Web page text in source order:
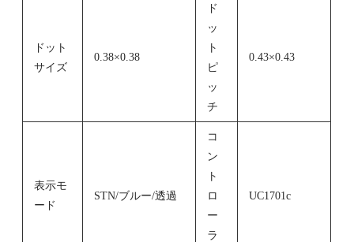
ドット
サイズ
0.38×0.38
ド
ッ
ト
ピ
ッ
チ
0.43×0.43
表示モ
ード
STN/ブルー/透過
コ
ン
ト
ロ
ー
ラ
UC1701c